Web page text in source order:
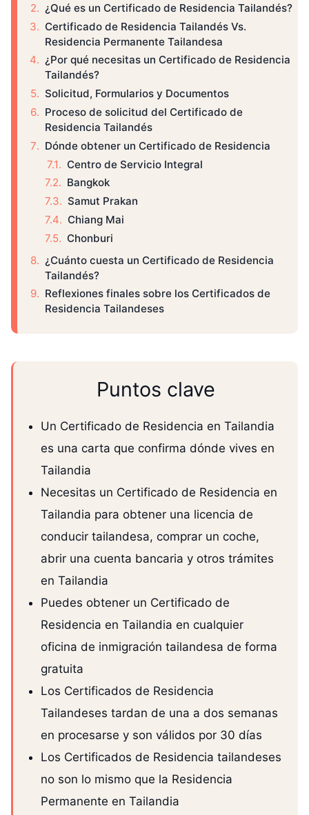
¿Qué es un Certificado de Residencia Tailandés?
Certificado de Residencia Tailandés Vs.
Residencia Permanente Tailandesa
¿Por qué necesitas un Certificado de Residencia
Tailandés?
Solicitud, Formularios y Documentos
Proceso de solicitud del Certificado de
Residencia Tailandés
Dónde obtener un Certificado de Residencia
Centro de Servicio Integral
Bangkok
Samut Prakan
Chiang Mai
Chonburi
¿Cuánto cuesta un Certificado de Residencia
Tailandés?
Reflexiones finales sobre los Certificados de
Residencia Tailandeses
Puntos clave
Un Certificado de Residencia en Tailandia
es una carta que confirma dónde vives en
Tailandia
Necesitas un Certificado de Residencia en
Tailandia para obtener una licencia de
conducir tailandesa, comprar un coche,
abrir una cuenta bancaria y otros trámites
en Tailandia
Puedes obtener un Certificado de
Residencia en Tailandia en cualquier
oficina de inmigración tailandesa de forma
gratuita
Los Certificados de Residencia
Tailandeses tardan de una a dos semanas
en procesarse y son válidos por 30 días
Los Certificados de Residencia tailandeses
no son lo mismo que la Residencia
Permanente en Tailandia